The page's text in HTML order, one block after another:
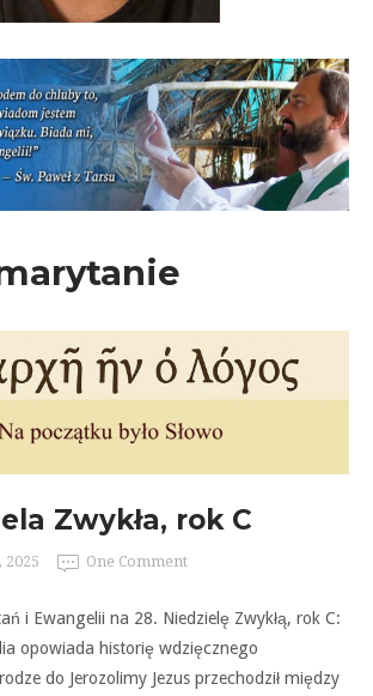
Zwykła, rok C
2025 One Comment
i Ewangelii na 28. Niedzielę Zwykłą, rok C:
opowiada historię wdzięcznego
do Jerozolimy Jezus przechodził między